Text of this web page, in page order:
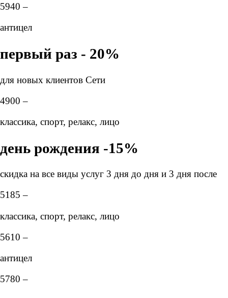
5940 –
антицел
первый раз - 20%
для новых клиентов Сети
4900 –
классика, спорт, релакс, лицо
день рождения -15%
скидка на все виды услуг 3 дня до дня и 3 дня после
5185 –
классика, спорт, релакс, лицо
5610 –
антицел
5780 –